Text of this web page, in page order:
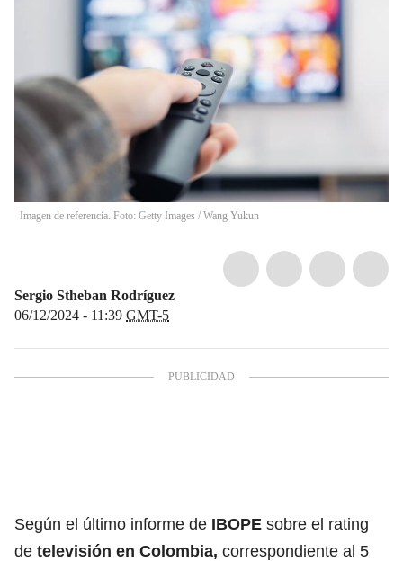
Imagen de referencia. Foto: Getty Images / Wang Yukun
Sergio Stheban Rodríguez
06/12/2024 - 11:39 GMT-5
Según el último informe de IBOPE sobre el rating
de televisión en Colombia, correspondiente al 5